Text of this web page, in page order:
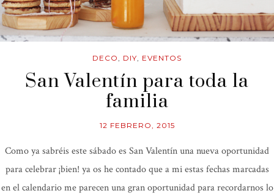
DECO, DIY, EVENTOS
San Valentín para toda la
familia
12 FEBRERO, 2015
Como ya sabréis este sábado es San Valentín una nueva oportunidad
para celebrar ¡bien! ya os he contado que a mi estas fechas marcadas
en el calendario me parecen una gran oportunidad para recordarnos lo